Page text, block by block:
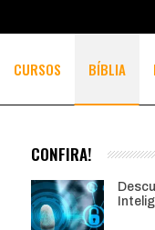
CURSOS BÍBLIA
CONFIRA!